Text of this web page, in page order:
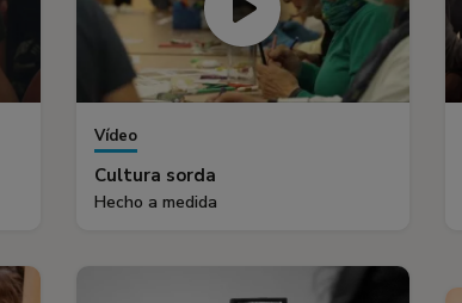
Vídeo
Cultura sorda
Hecho a medida